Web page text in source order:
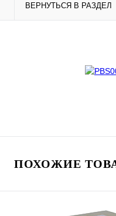
ВЕРНУТЬСЯ В РАЗДЕЛ
ПОХОЖИЕ